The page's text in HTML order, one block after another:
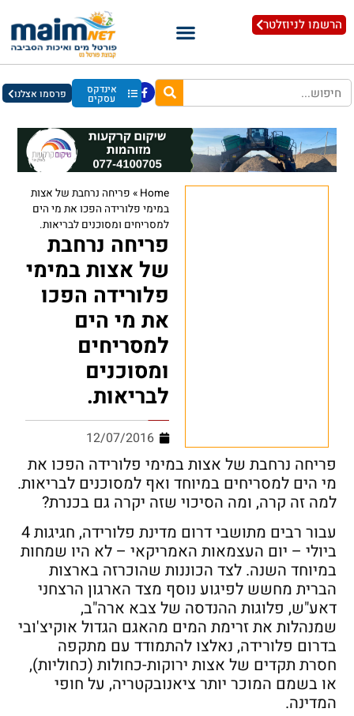
הרשמו לניוזלטר
אינדקס
עסקים פרסמו אצלנו
Home
» פריחה נרחבת של אצות
במימי פלורידה הפכו את מי הים
למסריחים ומסוכנים לבריאות.
פריחה נרחבת
של אצות במימי
פלורידה הפכו
את מי הים
למסריחים
ומסוכנים
לבריאות.
12/07/2016
פריחה נרחבת של אצות במימי פלורידה הפכו את
מי הים למסריחים במיוחד ואף למסוכנים לבריאות.
למה זה קרה, ומה הסיכוי שזה יקרה גם בכנרת?
עבור רבים מתושבי דרום מדינת פלורידה, חגיגות 4
ביולי – יום העצמאות האמריקאי – לא היו שמחות
במיוחד השנה. לצד הכוננות שהוכרזה בארצות
הברית מחשש לפיגוע נוסף מצד הארגון הרצחני
דאע"ש, פלוגות ההנדסה של צבא ארה"ב,
שמנהלות את זרימת המים מהאגם הגדול אוקיצ'ובי
בדרום פלורידה, נאלצו להתמודד עם מתקפה
חסרת תקדים של אצות ירוקות-כחולות (כחוליות),
או בשמם המוכר יותר ציאנובקטריה, על חופי
המדינה.